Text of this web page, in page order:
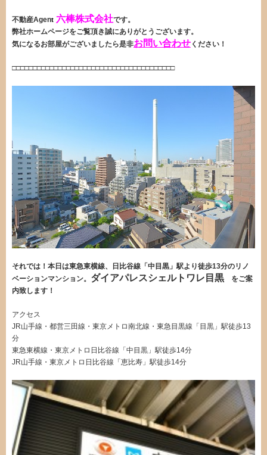
不動産Agent 六棒株式会社です。
弊社ホームページをご覧頂き誠にありがとうございます。
気になるお部屋がございましたら是非お問い合わせ ください！
□□□□□□□□□□□□□□□□□□□□□□□□□□□□□□□□□□□□□□□
それでは！本日は東急東横線、日比谷線「中目黒」駅より徒歩13分のリノ
ベーションマンション。 ダイアパレスシェルトワレ目黒
をご案
内致します！
アクセス
JR山手線・都営三田線・東京メトロ南北線・東急目黒線「目黒」駅徒歩13
分
東急東横線・東京メトロ日比谷線「中目黒」駅徒歩14分
JR山手線・東京メトロ日比谷線「恵比寿」駅徒歩14分